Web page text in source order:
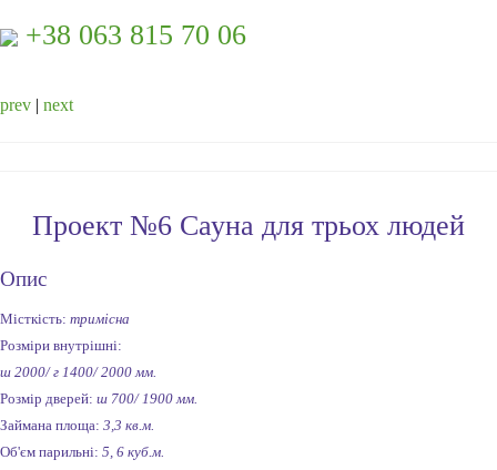
+38 063 815 70 06
prev | next
Проект №6 Сауна для трьох людей
Опис
Місткість: тримісна
Розміри внутрішні:
ш 2000/ г 1400/ 2000 мм.
Розмір дверей: ш 700/ 1900 мм.
Займана площа: 3,3 кв.м.
Об'єм парильні: 5, 6 куб.м.